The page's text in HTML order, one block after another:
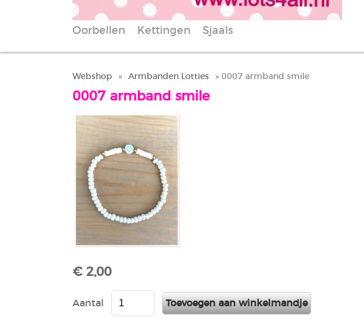
Oorbellen Kettingen Sjaals
Webshop » Armbanden Lotties » 0007 armband smile
0007 armband smile
€ 2,00
Aantal